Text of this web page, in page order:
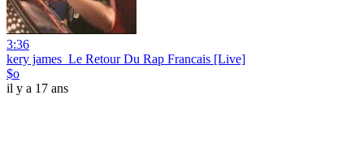
3:36
kery james_Le Retour Du Rap Francais [Live]
$o
il y a 17 ans